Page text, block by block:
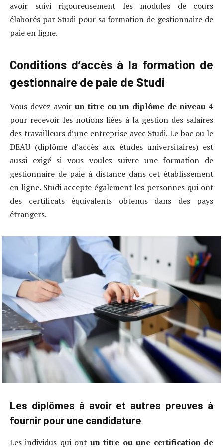
avoir suivi rigoureusement les modules de cours
élaborés par Studi pour sa formation de gestionnaire de
paie en ligne.
Conditions d’accès à la formation de
gestionnaire de paie de Studi
Vous devez avoir un titre ou un diplôme de niveau 4
pour recevoir les notions liées à la gestion des salaires
des travailleurs d’une entreprise avec Studi. Le bac ou le
DEAU (diplôme d’accès aux études universitaires) est
aussi exigé si vous voulez suivre une formation de
gestionnaire de paie à distance dans cet établissement
en ligne. Studi accepte également les personnes qui ont
des certificats équivalents obtenus dans des pays
étrangers.
Les diplômes à avoir et autres preuves à
fournir pour une candidature
Les individus qui ont un titre ou une certification de